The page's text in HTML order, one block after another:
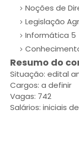
Noções de
Legislação
Informática 5
Resumo do
Situação: edital
Cargos: a definir
Vagas: 742
Salários: iniciais